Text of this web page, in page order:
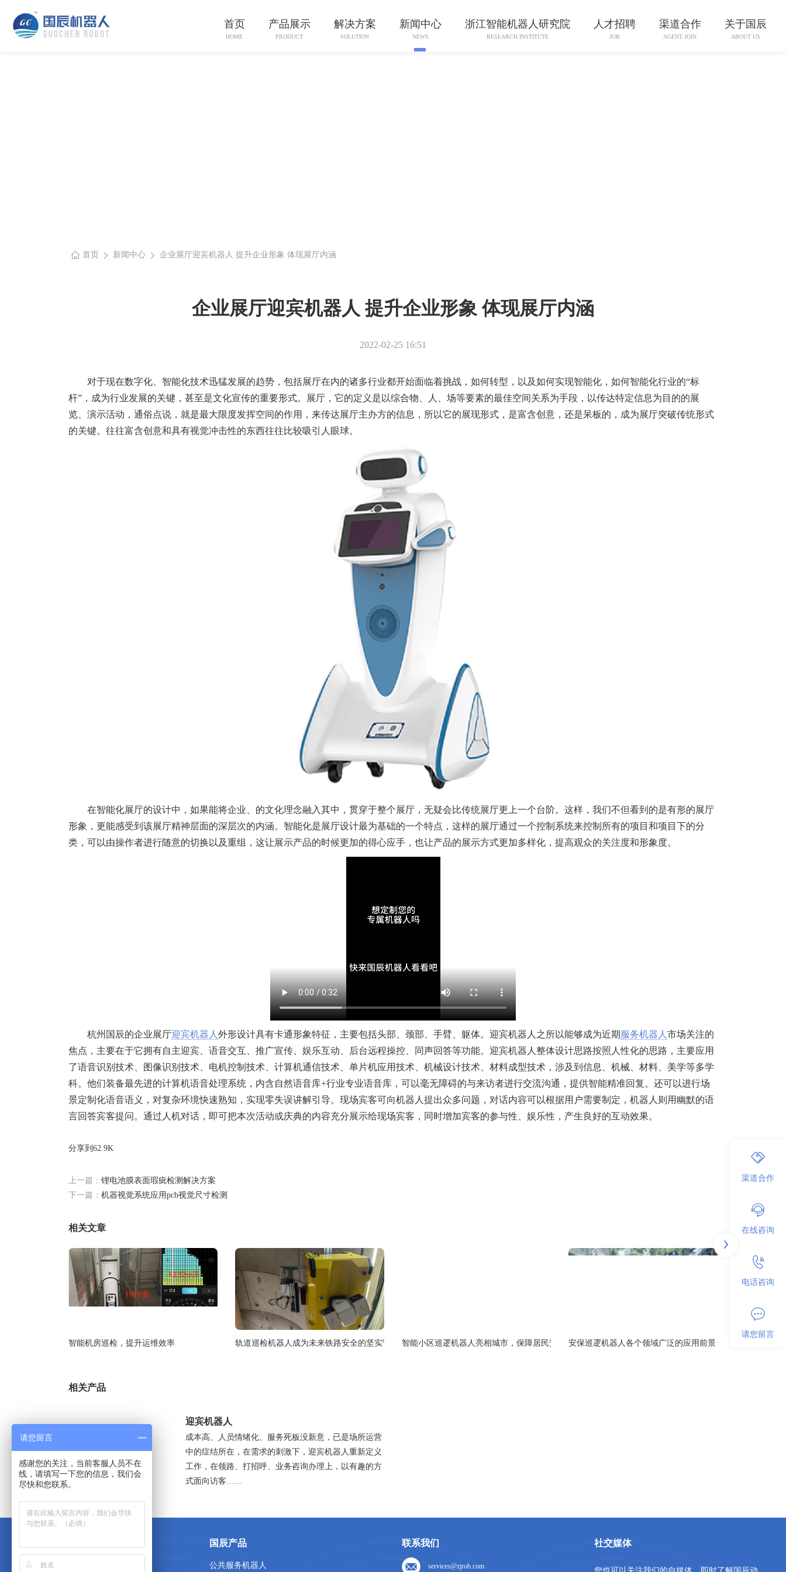
首页
HOME
产品展示
PRODUCT
解决方案
SOLUTION
新闻中心
NEWS
浙江智能机器人研究院
RESEARCH INSTITUTE
人才招聘
JOB
渠道合作
AGENT JOIN
关于国辰
ABOUT US
首页 新闻中心 企业展厅迎宾机器人 提升企业形象 体现展厅内涵
企业展厅迎宾机器人 提升企业形象 体现展厅内涵
2022-02-25 16:51
对于现在数字化、智能化技术迅猛发展的趋势，包括展厅在内的诸多行业都开始面临着挑战，如何转型，以及如何实现智能化，如何智能化行业的“标
杆”，成为行业发展的关键，甚至是文化宣传的重要形式。展厅，它的定义是以综合物、人、场等要素的最佳空间关系为手段，以传达特定信息为目的的展
览、演示活动，通俗点说，就是最大限度发挥空间的作用，来传达展厅主办方的信息，所以它的展现形式，是富含创意，还是呆板的，成为展厅突破传统形式
的关键。往往富含创意和具有视觉冲击性的东西往往比较吸引人眼球。
在智能化展厅的设计中，如果能将企业、的文化理念融入其中，贯穿于整个展厅，无疑会比传统展厅更上一个台阶。这样，我们不但看到的是有形的展厅
形象，更能感受到该展厅精神层面的深层次的内涵。智能化是展厅设计最为基础的一个特点，这样的展厅通过一个控制系统来控制所有的项目和项目下的分
类，可以由操作者进行随意的切换以及重组，这让展示产品的时候更加的得心应手，也让产品的展示方式更加多样化，提高观众的关注度和形象度。
杭州国辰的企业展厅迎宾机器人 外形设计具有卡通形象特征，主要包括头部、颈部、手臂、躯体。迎宾机器人之所以能够成为近期 服务机器人 市场关注的
焦点，主要在于它拥有自主迎宾、语音交互、推广宣传、娱乐互动、后台远程操控、同声回答等功能。迎宾机器人整体设计思路按照人性化的思路，主要应用
了语音识别技术、图像识别技术、电机控制技术、计算机通信技术、单片机应用技术、机械设计技术、材料成型技术，涉及到信息、机械、材料、美学等多学
科。他们装备最先进的计算机语音处理系统，内含自然语音库+行业专业语音库，可以毫无障碍的与来访者进行交流沟通，提供智能精准回复。还可以进行场
景定制化语音语义，对复杂环境快速熟知，实现零失误讲解引导。现场宾客可向机器人提出众多问题，对话内容可以根据用户需要制定，机器人则用幽默的语
言回答宾客提问。通过人机对话，即可把本次活动或庆典的内容充分展示给现场宾客，同时增加宾客的参与性、娱乐性，产生良好的互动效果。
分享到 62.9K
上一篇： 锂电池膜表面瑕疵检测解决方案
下一篇： 机器视觉系统应用pcb视觉尺寸检测
相关文章
智能机房巡检，提升运维效率 轨道巡检机器人成为未来铁路安全的坚实守护者智能小区巡逻机器人亮相城市，保障居民安全 安保巡逻机器人各个领域广泛的应用前景
相关产品
迎宾机器人
成本高、人员情绪化、服务死板没新意，已是场所运营
中的症结所在，在需求的刺激下，迎宾机器人重新定义
工作，在领路、打招呼、业务咨询办理上，以有趣的方
式面向访客……
首页
国辰产品
公共服务机器人
联系我们
services@zjrob.com
社交媒体
渠道合作
在线咨询
电话咨询
请您留言
请您留言
感谢您的关注，当前客服人员不在
线，请填写一下您的信息，我们会
尽快和您联系。